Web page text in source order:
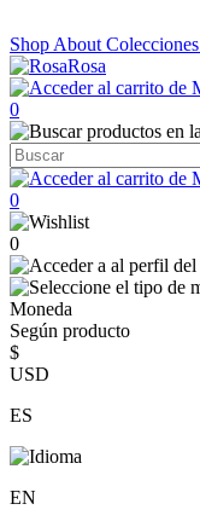
Shop About Colecciones
0
0
0
Moneda
Según producto
$
USD
ES
EN